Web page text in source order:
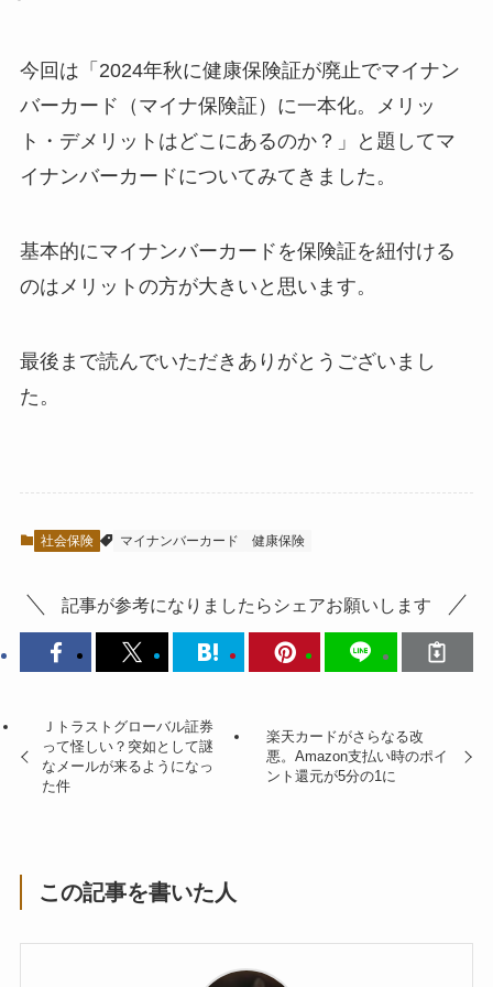
今回は「2024年秋に健康保険証が廃止でマイナン
バーカード（マイナ保険証）に一本化。メリッ
ト・デメリットはどこにあるのか？」と題してマ
イナンバーカードについてみてきました。
基本的にマイナンバーカードを保険証を紐付ける
のはメリットの方が大きいと思います。
最後まで読んでいただきありがとうございまし
た。
社会保険 マイナンバーカード 健康保険
記事が参考になりましたらシェアお願いします
Ｊトラストグローバル証券
って怪しい？突如として謎
なメールが来るようになっ
た件
楽天カードがさらなる改
悪。Amazon支払い時のポイ
ント還元が5分の1に
この記事を書いた人